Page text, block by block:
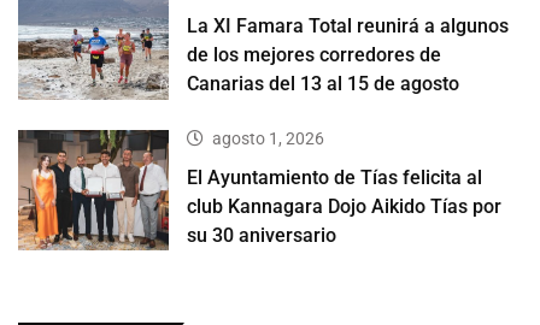
La XI Famara Total reunirá a algunos
de los mejores corredores de
Canarias del 13 al 15 de agosto
agosto 1, 2026
El Ayuntamiento de Tías felicita al
club Kannagara Dojo Aikido Tías por
su 30 aniversario